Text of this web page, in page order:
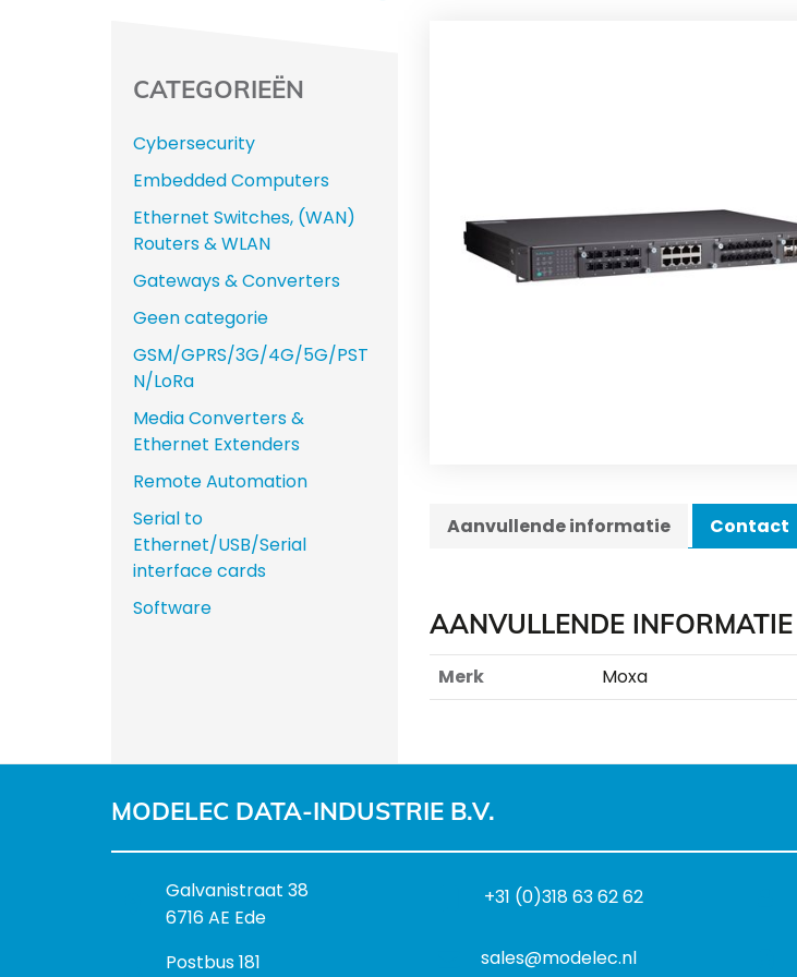
Aanvullende informatie Contact
AANVULLENDE INFORMATIE
Merk Moxa
CATEGORIEËN
Cybersecurity
Embedded Computers
Ethernet Switches, (WAN)
Routers & WLAN
Gateways & Converters
Geen categorie
GSM/GPRS/3G/4G/5G/PST
N/LoRa
Media Converters &
Ethernet Extenders
Remote Automation
Serial to
Ethernet/USB/Serial
interface cards
Software
MODELEC DATA-INDUSTRIE B.V.
B
e
o
Galvanistraat 38
6716 AE Ede
P
Postbus 181
+31 (0)318 63 62 62
sales@modelec.nl